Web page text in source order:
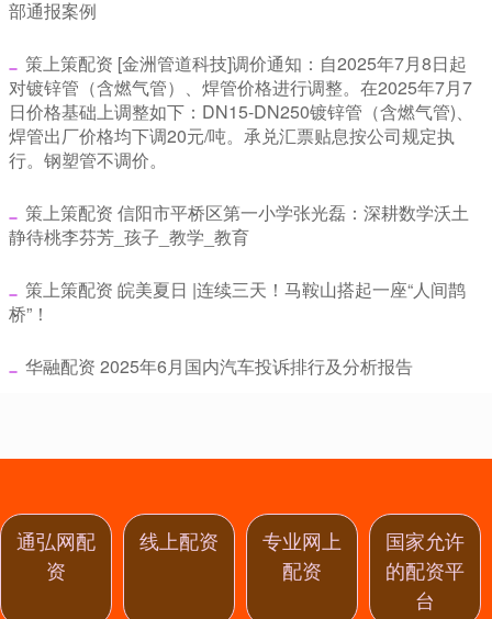
部通报案例
​策上策配资 [金洲管道科技]调价通知：自2025年7月8日起
对镀锌管（含燃气管）、焊管价格进行调整。在2025年7月7
日价格基础上调整如下：DN15-DN250镀锌管（含燃气管)、
焊管出厂价格均下调20元/吨。承兑汇票贴息按公司规定执
行。钢塑管不调价。
​策上策配资 信阳市平桥区第一小学张光磊：深耕数学沃土
静待桃李芬芳_孩子_教学_教育
​策上策配资 皖美夏日 |连续三天！马鞍山搭起一座“人间鹊
桥”！
​华融配资 2025年6月国内汽车投诉排行及分析报告
通弘网配
资
线上配资
专业网上
配资
国家允许
的配资平
台